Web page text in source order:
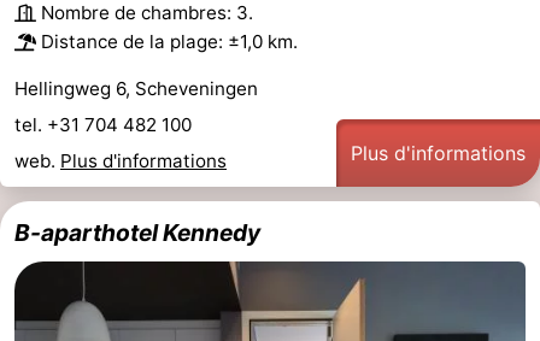
Nombre de chambres: 3.
Distance de la plage: ±1,0 km.
Hellingweg 6, Scheveningen
tel. +31 704 482 100
web. Plus d'informations Plus d'informations
B-aparthotel Kennedy